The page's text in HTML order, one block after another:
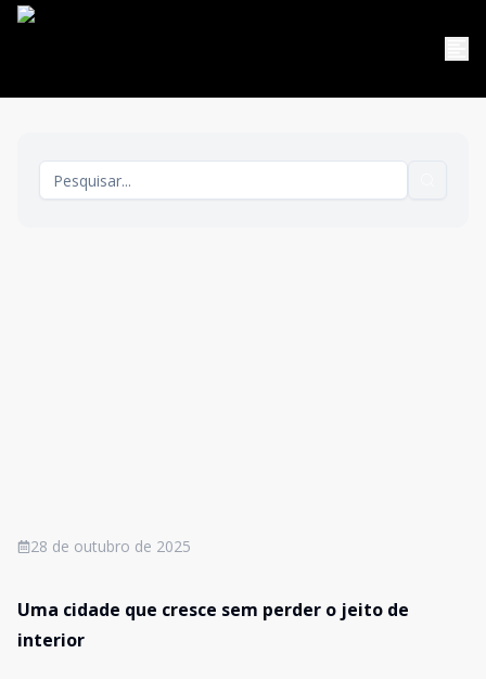
28 de outubro de 2025
Uma cidade que cresce sem perder o jeito de
interior